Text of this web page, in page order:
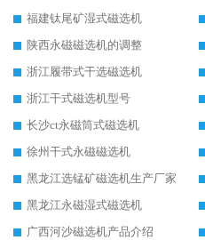
福建钛尾矿湿式磁选机
陕西永磁磁选机的调整
浙江履带式干选磁选机
浙江干式磁选机型号
长沙ct永磁筒式磁选机
徐州干式永磁磁选机
黑龙江选锰矿磁选机生产厂家
黑龙江永磁湿式磁选机
广西河沙磁选机产品介绍